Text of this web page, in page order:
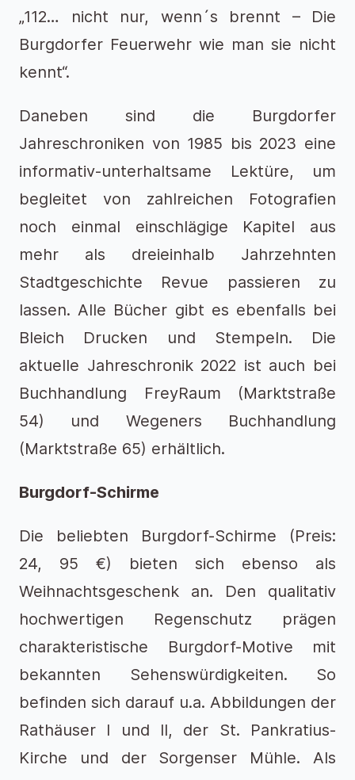
„112… nicht nur, wenn´s brennt – Die
Burgdorfer Feuerwehr wie man sie nicht
kennt“.
Daneben sind die Burgdorfer
Jahreschroniken von 1985 bis 2023 eine
informativ-unterhaltsame Lektüre, um
begleitet von zahlreichen Fotografien
noch einmal einschlägige Kapitel aus
mehr als dreieinhalb Jahrzehnten
Stadtgeschichte Revue passieren zu
lassen. Alle Bücher gibt es ebenfalls bei
Bleich Drucken und Stempeln. Die
aktuelle Jahreschronik 2022 ist auch bei
Buchhandlung FreyRaum (Marktstraße
54) und Wegeners Buchhandlung
(Marktstraße 65) erhältlich.
Burgdorf-Schirme
Die beliebten Burgdorf-Schirme (Preis:
24, 95 €) bieten sich ebenso als
Weihnachtsgeschenk an. Den qualitativ
hochwertigen Regenschutz prägen
charakteristische Burgdorf-Motive mit
bekannten Sehenswürdigkeiten. So
befinden sich darauf u.a. Abbildungen der
Rathäuser I und II, der St. Pankratius-
Kirche und der Sorgenser Mühle. Als